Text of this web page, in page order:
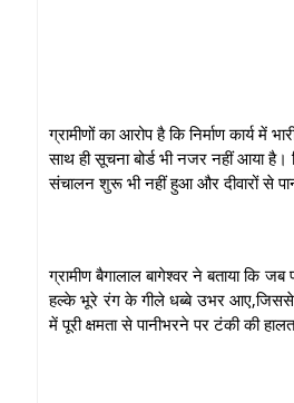
ग्रामीणों का आरोप है कि निर्माण कार्य में
साथ ही सूचना बोर्ड भी नजर नहीं आया
संचालन शुरू भी नहीं हुआ और दीवारों से
ग्रामीण बैगालाल बागेश्वर ने बताया कि
हल्के भूरे रंग के गीले धब्बे उभर आए,जिससे
में पूरी क्षमता से पानीभरने पर टंकी की